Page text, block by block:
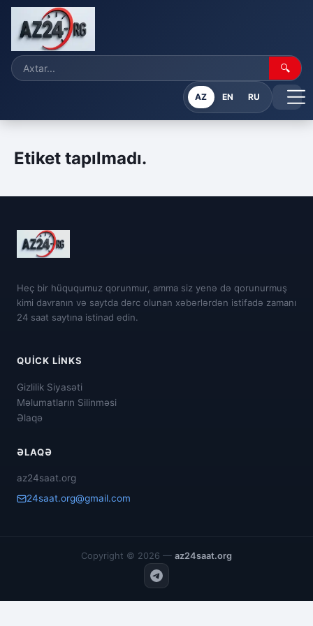
🔍
AZ EN RU
Etiket tapılmadı.
Heç bir hüququmuz qorunmur, amma siz yenə də qorunurmuş
kimi davranın və saytda dərc olunan xəbərlərdən istifadə zamanı
24 saat saytına istinad edin.
QUICK LINKS
Gizlilik Siyasəti
Məlumatların Silinməsi
Əlaqə
ƏLAQƏ
az24saat.org
24saat.org@gmail.com
Copyright © 2026 — az24saat.org